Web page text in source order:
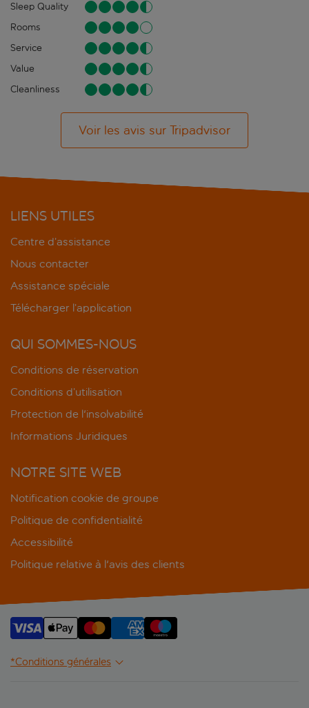
Sleep Quality
Rooms
Service
Value
Cleanliness
Voir les avis sur Tripadvisor
LIENS UTILES
Centre d’assistance
Nous contacter
Assistance spéciale
Télécharger l’application
QUI SOMMES-NOUS
Conditions de réservation
Conditions d’utilisation
Protection de l'insolvabilité
Informations Juridiques
NOTRE SITE WEB
Notification cookie de groupe
Politique de confidentialité
Accessibilité
Politique relative à l'avis des clients
*Conditions générales